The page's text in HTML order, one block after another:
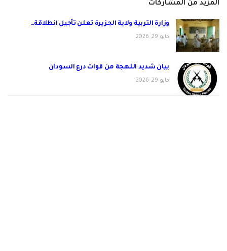
المزيد من المشاركات
وزارة التربية ولاية الجزيرة تعلن تأجيل انطلاقة…
مايو 29, 2026
بيان شديد اللهجة من قوات درع السودان
مايو 29, 2026